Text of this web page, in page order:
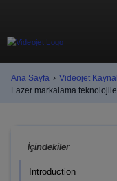
Ana Sayfa › Videojet
Lazer markalama
İçindekiler
Introduction